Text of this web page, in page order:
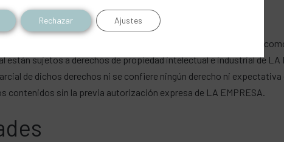
textos, imágenes, vídeos, gráficos, logos, iconos, botones, así
sujetos a derechos de propiedad intelectual e industrial de LA
de dichos derechos ni se confiere ningún derecho ni expectativa
sin la previa autorización expresa de LA EMPRESA.
Rechazar Ajustes